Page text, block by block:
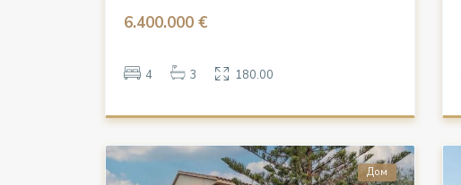
6.400.000 €
4 3 180.00
Дом